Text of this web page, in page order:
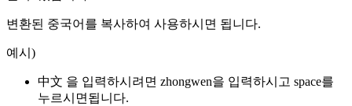
변환된 중국어를 복사하여 사용하시면 됩니다.
예시)
中文 을 입력하시려면 zhongwen을 입력하시고 space를
누르시면됩니다.